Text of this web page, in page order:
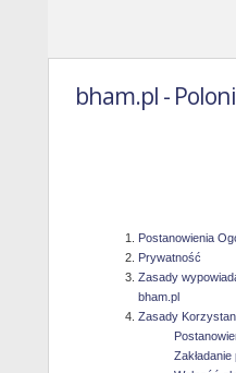
bham.pl -
Postanowienia
Prywatność
Zasady
bham.pl
Zasady